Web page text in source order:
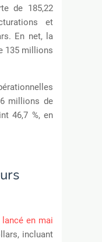
de 185,22
et
En net, la
135 millions
millions de
46,7 %, en
en mai
incluant